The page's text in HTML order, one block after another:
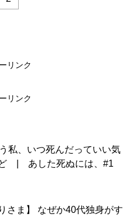
リンク
リンク
私、いつ死んだっていい気
| あした死ぬには、#1
さま】 なぜか40代独身がす